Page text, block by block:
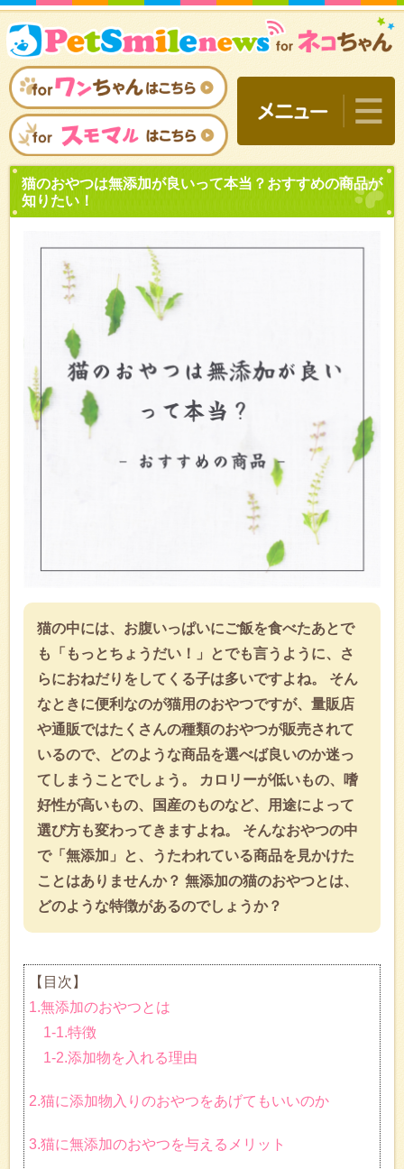
猫のおやつは無添加が良
知りたい！
猫の中には、お腹いっぱいにご飯を食べたあとで
も「もっとちょうだい！」とでも言うように、さ
らにおねだりをしてくる子は多いですよね。 そん
なときに便利なのが猫用のおやつですが、量販店
や通販ではたくさんの種類のおやつが販売されて
いるので、どのような商品を選べば良いのか迷っ
てしまうことでしょう。 カロリーが低いもの、嗜
好性が高いもの、国産のものなど、用途によって
選び方も変わってきますよね。 そんなおやつの中
で「無添加」と、うたわれている商品を見かけた
ことはありませんか？ 無添加の猫のおやつとは、
どのような特徴があるのでしょうか？
【目次】
1.無添加のおやつとは
1-1.特徴
1-2.添加物を入れる理由
2.猫に添加物入りのおやつをあげてもいいのか
3.猫に無添加のおやつを与えるメリット